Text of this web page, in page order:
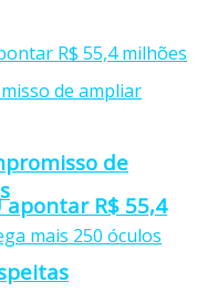
apontar R$ 55,4
de